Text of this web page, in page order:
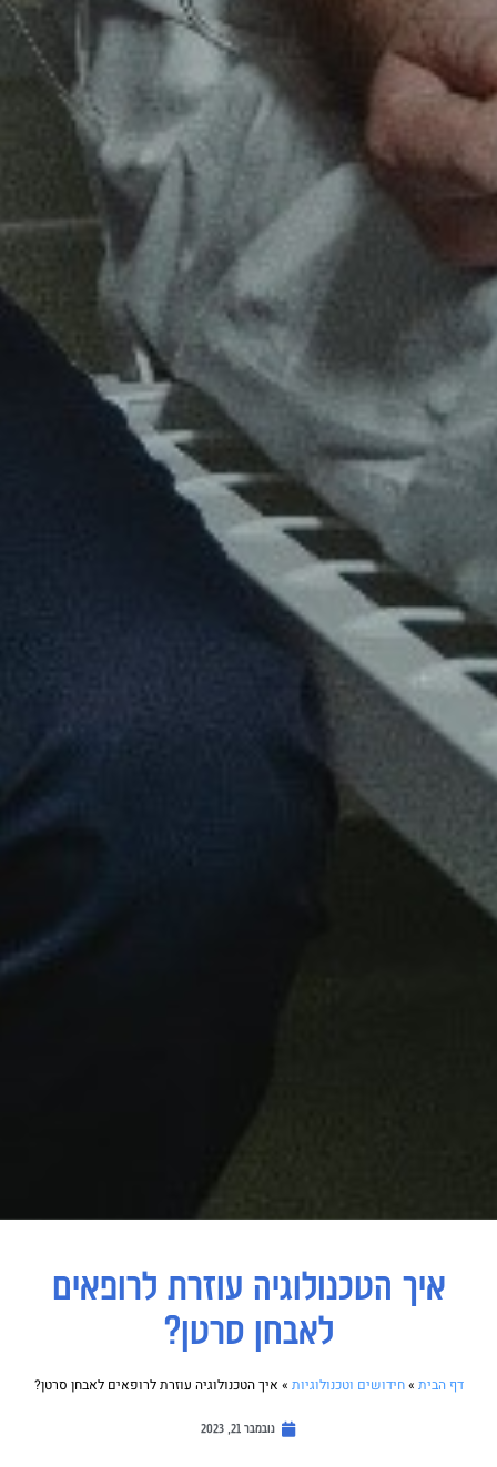
איך הטכנולוגיה עוזרת לרופאים
לאבחן סרטן?
דף הבית »חידושים וטכנולוגיות » איך הטכנולוגיה עוזרת לרופאים לאבחן סרטן?
נובמבר 21, 2023